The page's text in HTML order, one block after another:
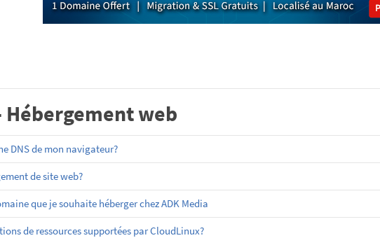
Hébergement web
DNS de mon navigateur?
de site web?
que je souhaite héberger chez ADK Media
de ressources supportées par CloudLinux?